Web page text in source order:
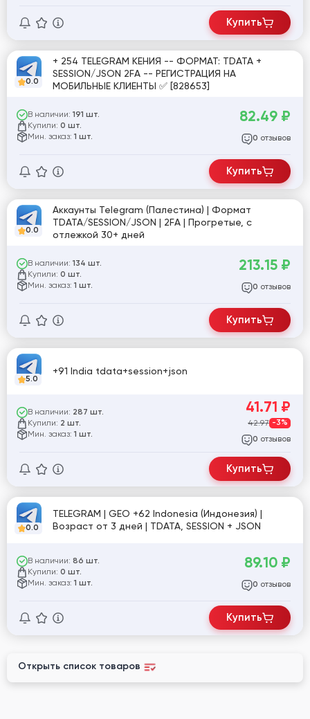
Купить
0.0
+ 254 TELEGRAM КЕНИЯ -- ФОРМАТ: TDATA +
SESSION/JSON 2FA -- РЕГИСТРАЦИЯ НА
МОБИЛЬНЫЕ КЛИЕНТЫ ✅ [828653]
В наличии: 191 шт.
Купили: 0 шт.
Мин. заказ: 1 шт.
82.49 ₽
0 отзывов
Купить
0.0
Аккаунты Telegram (Палестина) | Формат
TDATA/SESSION/JSON | 2FA | Прогретые, с
отлежкой 30+ дней
В наличии: 134 шт.
Купили: 0 шт.
Мин. заказ: 1 шт.
213.15 ₽
0 отзывов
Купить
5.0
+91 India tdata+session+json
В наличии: 287 шт.
Купили: 2 шт.
Мин. заказ: 1 шт.
41.71 ₽
42.97 -3%
0 отзывов
Купить
0.0
TELEGRAM | GEO +62 Indonesia (Индонезия) |
Возраст от 3 дней | TDATA, SESSION + JSON
В наличии: 86 шт.
Купили: 0 шт.
Мин. заказ: 1 шт.
89.10 ₽
0 отзывов
Купить
Открыть список товаров